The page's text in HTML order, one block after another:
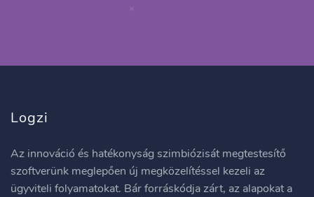
Logzi
Az innováció és hatékonyság szimbiózisát megtestesítő
szoftverünk meglepően új megközelítéssel kezeli az
ügyviteli folyamatokat. Bár forráskódja zárt, az alapokat a